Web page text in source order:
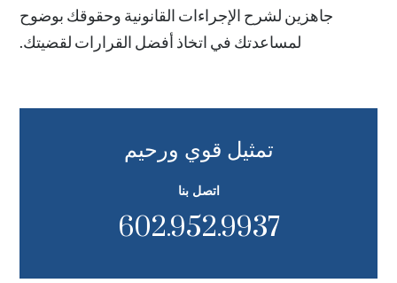
جاهزين لشرح الإجراءات القانونية وحقوقك بوضوح
لمساعدتك في اتخاذ أفضل القرارات لقضيتك.
تمثيل قوي ورحيم
اتصل بنا
602.952.9937